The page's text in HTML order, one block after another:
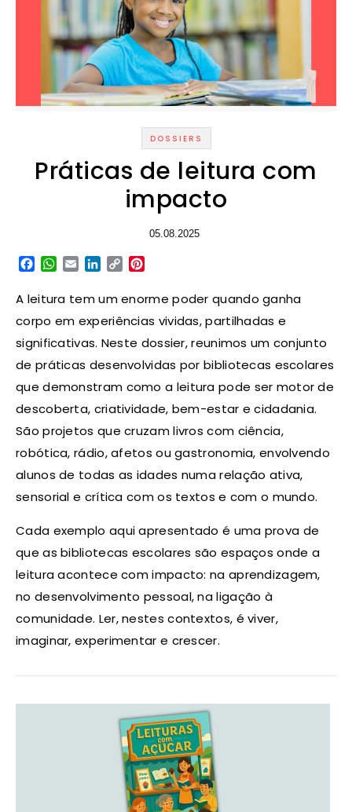
DOSSIERS
Práticas de leitura com
impacto
05.08.2025
Facebook
WhatsApp
EmailLinkedIn
Copy
A leitura tem um enorme poder quando ganha
corpo em experiências vividas, partilhadas e
significativas. Neste dossier, reunimos um conjunto
de práticas desenvolvidas por bibliotecas escolares
que demonstram como a leitura pode ser motor de
descoberta, criatividade, bem-estar e cidadania.
São projetos que cruzam livros com ciência,
robótica, rádio, afetos ou gastronomia, envolvendo
alunos de todas as idades numa relação ativa,
sensorial e crítica com os textos e com o mundo.
Cada exemplo aqui apresentado é uma prova de
que as bibliotecas escolares são espaços onde a
leitura acontece com impacto: na aprendizagem,
no desenvolvimento pessoal, na ligação à
comunidade. Ler, nestes contextos, é viver,
imaginar, experimentar e crescer.